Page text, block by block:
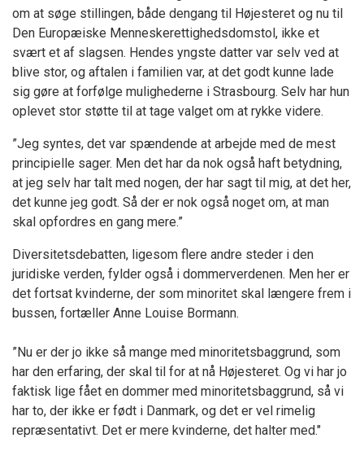
om at søge stillingen, både dengang til Højesteret og nu til
Den Europæiske Menneskerettighedsdomstol, ikke et
svært et af slagsen. Hendes yngste datter var selv ved at
blive stor, og aftalen i familien var, at det godt kunne lade
sig gøre at forfølge mulighederne i Strasbourg. Selv har hun
oplevet stor støtte til at tage valget om at rykke videre.
”Jeg syntes, det var spændende at arbejde med de mest
principielle sager. Men det har da nok også haft betydning,
at jeg selv har talt med nogen, der har sagt til mig, at det her,
det kunne jeg godt. Så der er nok også noget om, at man
skal opfordres en gang mere.”
Diversitetsdebatten, ligesom flere andre steder i den
juridiske verden, fylder også i dommerverdenen. Men her er
det fortsat kvinderne, der som minoritet skal længere frem i
bussen, fortæller Anne Louise Bormann.
”Nu er der jo ikke så mange med minoritetsbaggrund, som
har den erfaring, der skal til for at nå Højesteret. Og vi har jo
faktisk lige fået en dommer med minoritetsbaggrund, så vi
har to, der ikke er født i Danmark, og det er vel rimelig
repræsentativt. Det er mere kvinderne, det halter med."